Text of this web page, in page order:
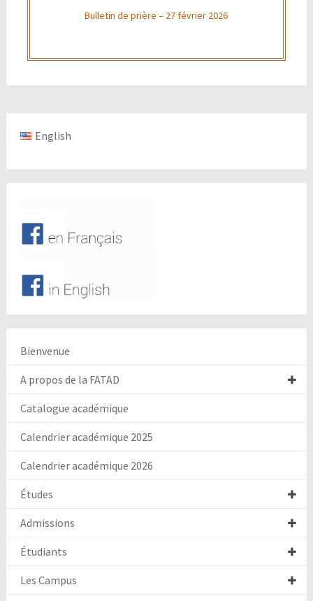
Bulletin de prière – 27 février 2026
English
Bienvenue
A propos de la FATAD
Catalogue académique
Calendrier académique 2025
Calendrier académique 2026
Études
Admissions
Étudiants
Les Campus